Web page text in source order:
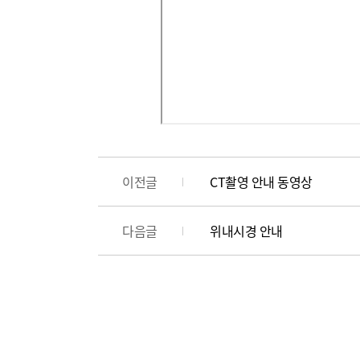
이전글 CT촬영 안내 동영상
다음글 위내시경 안내